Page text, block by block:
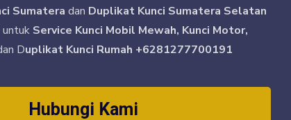
Sumatera dan Duplikat Kunci Sumatera Selatan
untuk Service Kunci Mobil Mewah, Kunci Motor,
Duplikat Kunci Rumah +6281277700191
Hubungi Kami